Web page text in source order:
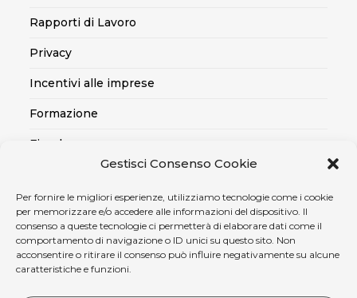
Gestisci Consenso Cookie
Per fornire le migliori esperienze, utilizziamo tecnologie come i cookie
per memorizzare e/o accedere alle informazioni del dispositivo. Il
consenso a queste tecnologie ci permetterà di elaborare dati come il
comportamento di navigazione o ID unici su questo sito. Non
acconsentire o ritirare il consenso può influire negativamente su alcune
caratteristiche e funzioni.
Rapporti di Lavoro
Privacy
Incentivi alle imprese
Formazione
Fiscale
Credito alle imprese
Certificazioni SOA, Qualità..
Assicurativo